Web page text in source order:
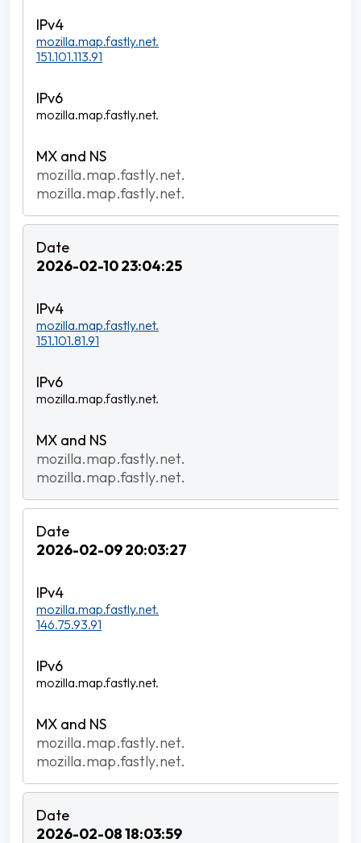
mozilla.map.fastly.net.
151.101.113.91
mozilla.map.fastly.net.
mozilla.map.fastly.net.
mozilla.map.fastly.net.
2026-02-10 23:04:25
mozilla.map.fastly.net.
151.101.81.91
mozilla.map.fastly.net.
mozilla.map.fastly.net.
mozilla.map.fastly.net.
2026-02-09 20:03:27
mozilla.map.fastly.net.
146.75.93.91
mozilla.map.fastly.net.
mozilla.map.fastly.net.
mozilla.map.fastly.net.
2026-02-08 18:03:59